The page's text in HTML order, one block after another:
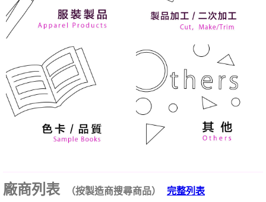
廠商列表 （按製造商搜尋商品） 完整列表